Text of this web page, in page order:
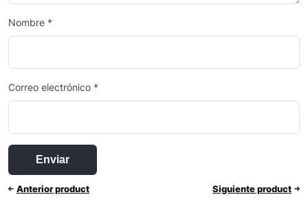
Nombre *
Correo electrónico *
Anterior product Siguiente product